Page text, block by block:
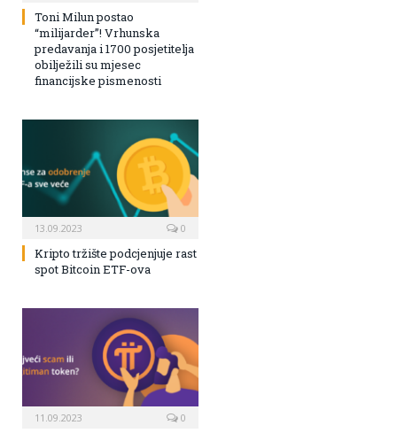
Toni Milun postao
“milijarder”! Vrhunska
predavanja i 1700 posjetitelja
obilježili su mjesec
financijske pismenosti
13.09.2023 0
Kripto tržište podcjenjuje rast
spot Bitcoin ETF-ova
11.09.2023 0